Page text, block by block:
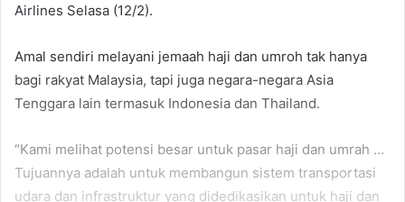
Airlines Selasa (12/2).
Amal sendiri melayani jemaah haji dan umroh tak hanya
bagi rakyat Malaysia, tapi juga negara-negara Asia
Tenggara lain termasuk Indonesia dan Thailand.
“Kami melihat potensi besar untuk pasar haji dan umrah …
Tujuannya adalah untuk membangun sistem transportasi
udara dan infrastruktur yang didedikasikan untuk haji dan